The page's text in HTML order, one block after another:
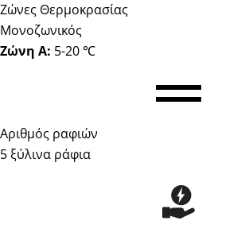
Ζώνες Θερμοκρασίας
Μονοζωνικός
Ζώνη Α: 5-20 ℃
Αριθμός ραφιών
5 ξύλινα ράφια